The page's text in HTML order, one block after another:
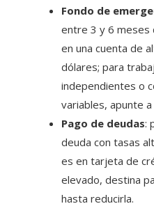
Fondo de
entre 3 y 6 meses
en una cuenta de
dólares; para
independientes o
variables, apunte
Pago de deudas:
deuda con tasas
es en tarjeta de
elevado, destina
hasta reducirla.